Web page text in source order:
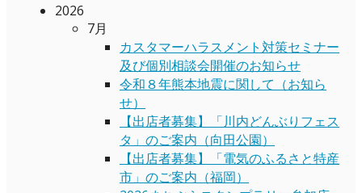
2026
7月
カスタマーハラスメント対策セミナー
及び個別相談会開催のお知らせ
令和８年熊本地震に関して（お知ら
せ）
【出店者募集】「川内どんぶりフェス
タ」のご案内（向田公園）
【出店者募集】「電気のふるさと特産
市」のご案内（福岡）